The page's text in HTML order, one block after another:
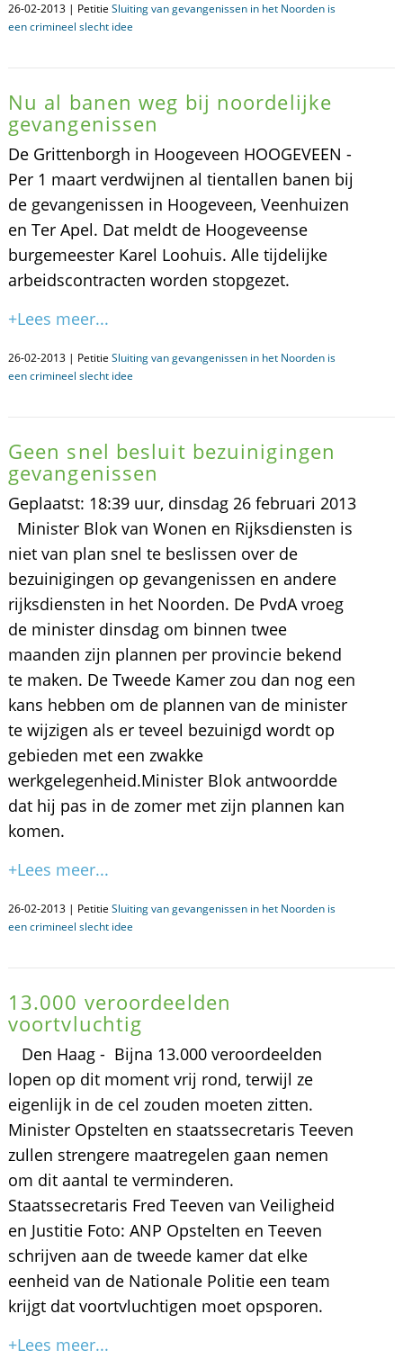
26-02-2013 | Petitie Sluiting van gevangenissen in het Noorden is
een crimineel slecht idee
Nu al banen weg bij noordelijke
gevangenissen
De Grittenborgh in Hoogeveen HOOGEVEEN -
Per 1 maart verdwijnen al tientallen banen bij
de gevangenissen in Hoogeveen, Veenhuizen
en Ter Apel. Dat meldt de Hoogeveense
burgemeester Karel Loohuis. Alle tijdelijke
arbeidscontracten worden stopgezet.
+Lees meer...
26-02-2013 | Petitie Sluiting van gevangenissen in het Noorden is
een crimineel slecht idee
Geen snel besluit bezuinigingen
gevangenissen
Geplaatst: 18:39 uur, dinsdag 26 februari 2013
Minister Blok van Wonen en Rijksdiensten is
niet van plan snel te beslissen over de
bezuinigingen op gevangenissen en andere
rijksdiensten in het Noorden. De PvdA vroeg
de minister dinsdag om binnen twee
maanden zijn plannen per provincie bekend
te maken. De Tweede Kamer zou dan nog een
kans hebben om de plannen van de minister
te wijzigen als er teveel bezuinigd wordt op
gebieden met een zwakke
werkgelegenheid.Minister Blok antwoordde
dat hij pas in de zomer met zijn plannen kan
komen.
+Lees meer...
26-02-2013 | Petitie Sluiting van gevangenissen in het Noorden is
een crimineel slecht idee
13.000 veroordeelden
voortvluchtig
Den Haag - Bijna 13.000 veroordeelden
lopen op dit moment vrij rond, terwijl ze
eigenlijk in de cel zouden moeten zitten.
Minister Opstelten en staatssecretaris Teeven
zullen strengere maatregelen gaan nemen
om dit aantal te verminderen.
Staatssecretaris Fred Teeven van Veiligheid
en Justitie Foto: ANP Opstelten en Teeven
schrijven aan de tweede kamer dat elke
eenheid van de Nationale Politie een team
krijgt dat voortvluchtigen moet opsporen.
+Lees meer...